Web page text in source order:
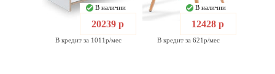
В наличии
20239 р
В кредит за 1011р/мес
В наличии
12428 р
В кредит за 621р/мес